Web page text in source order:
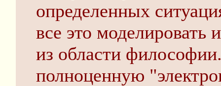
определенных
все это моделировать
из области
полноценную